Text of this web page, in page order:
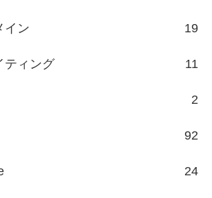
イン 19
ティング 11
2
92
24